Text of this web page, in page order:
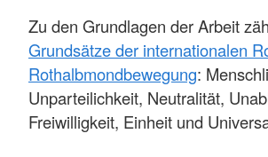
Zu den Grundlagen der Arbeit
Grundsätze der internationalen
Rothalbmondbewegung:
Unparteilichkeit, Neutralität,
Freiwilligkeit, Einheit und